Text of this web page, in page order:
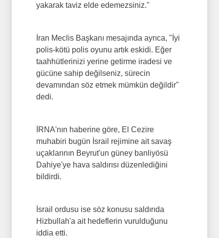
yakarak taviz elde edemezsiniz."
İran Meclis Başkanı mesajında ayrıca, "İyi
polis-kötü polis oyunu artık eskidi. Eğer
taahhütlerinizi yerine getirme iradesi ve
gücüne sahip değilseniz, sürecin
devamından söz etmek mümkün değildir"
dedi.
İRNA'nın haberine göre, El Cezire
muhabiri bugün İsrail rejimine ait savaş
uçaklarının Beyrut'un güney banliyösü
Dahiye'ye hava saldırısı düzenlediğini
bildirdi.
İsrail ordusu ise söz konusu saldırıda
Hizbullah'a ait hedeflerin vurulduğunu
iddia etti.